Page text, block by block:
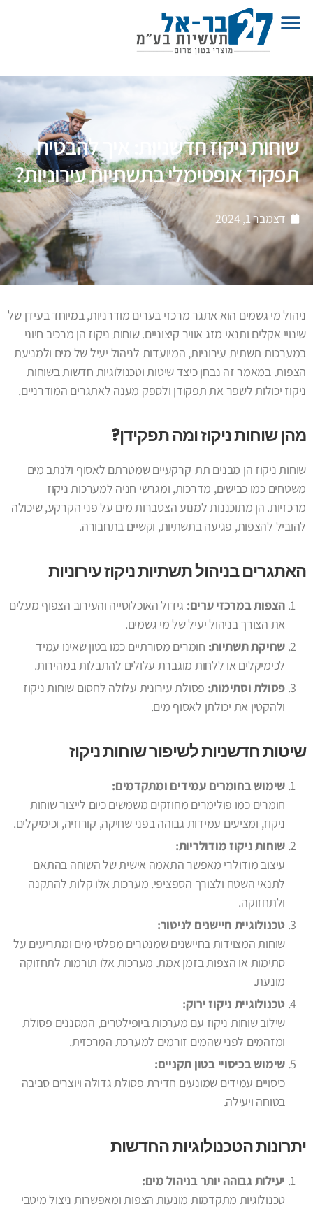
שוחות ניקוז חדשניות: איך להבטיח
תפקוד אופטימלי בתשתיות עירוניות?
דצמבר 1, 2024
ניהול מי גשמים הוא אתגר מרכזי בערים מודרניות, במיוחד בעידן של
שינויי אקלים ותנאי מזג אוויר קיצוניים. שוחות ניקוז הן מרכיב חיוני
במערכות תשתית עירוניות, המיועדות לניהול יעיל של מים ולמניעת
הצפות. במאמר זה נבחן כיצד שיטות וטכנולוגיות חדשות בשוחות
ניקוז יכולות לשפר את תפקודן ולספק מענה לאתגרים המודרניים.
מהן שוחות ניקוז ומה תפקידן?
שוחות ניקוז הן מבנים תת-קרקעיים שמטרתם לאסוף ולנתב מים
משטחים כמו כבישים, מדרכות, ומגרשי חניה למערכות ניקוז
מרכזיות. הן מתוכננות למנוע הצטברות מים על פני הקרקע, שיכולה
להוביל להצפות, פגיעה בתשתיות, וקשיים בתחבורה.
האתגרים בניהול תשתיות ניקוז עירוניות
הצפות במרכזי ערים: גידול האוכלוסייה והעירוב הצפוף מעלים
את הצורך בניהול יעיל של מי גשמים.
שחיקת תשתיות: חומרים מסורתיים כמו בטון שאינו עמיד
לכימיקלים או ללחות מוגברת עלולים להתבלות במהירות.
פסולת וסתימות: פסולת עירונית עלולה לחסום שוחות ניקוז
ולהקטין את יכולתן לאסוף מים.
שיטות חדשניות לשיפור שוחות ניקוז
שימוש בחומרים עמידים ומתקדמים:
חומרים כמו פולימרים מחוזקים משמשים כיום לייצור שוחות
ניקוז, ומציעים עמידות גבוהה בפני שחיקה, קורוזיה, וכימיקלים.
שוחות ניקוז מודולריות:
עיצוב מודולרי מאפשר התאמה אישית של השוחה בהתאם
לתנאי השטח ולצורך הספציפי. מערכות אלו קלות להתקנה
ולתחזוקה.
טכנולוגיית חיישנים לניטור:
שוחות המצוידות בחיישנים שמנטרים מפלסי מים ומתריעים על
סתימות או הצפות בזמן אמת. מערכות אלו תורמות לתחזוקה
מונעת.
טכנולוגיית ניקוז ירוק:
שילוב שוחות ניקוז עם מערכות ביופילטרים, המסננים פסולת
ומזהמים לפני שהמים זורמים למערכת המרכזית.
שימוש בכיסויי בטון תקניים:
כיסויים עמידים שמונעים חדירת פסולת גדולה ויוצרים סביבה
בטוחה ויעילה.
יתרונות הטכנולוגיות החדשות
יעילות גבוהה יותר בניהול מים:
טכנולוגיות מתקדמות מונעות הצפות ומאפשרות ניצול מיטבי